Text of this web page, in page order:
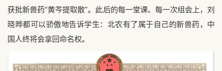
获批新兽药“黄芩提取散”。此后的每一堂课、每一次组会上，刘
晓晔都可以骄傲地告诉学生：北农有了属于自己的新兽药，中
国人终将会拿回命名权。